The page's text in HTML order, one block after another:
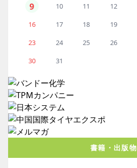
9 10 11 12
16
17 18 19
23
24 25 26
30
31
書籍・出版物